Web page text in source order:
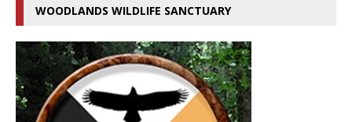
WOODLANDS WILDLIFE SANCTUARY